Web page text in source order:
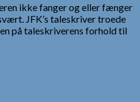
ikke fanger og eller fænger
JFK’s taleskriver troede
på taleskriverens forhold til